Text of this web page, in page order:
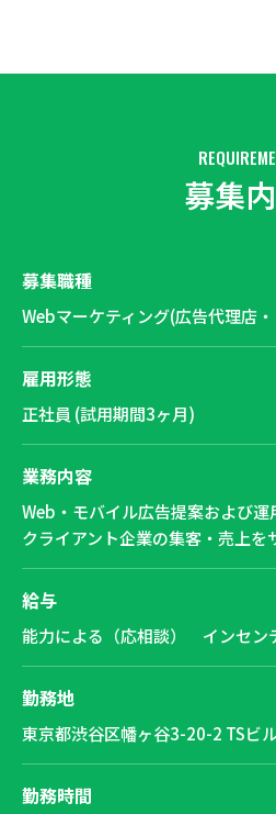
募集
募集職種
Webマーケティング(広告代理店
雇用形態
正社員 (試用期間3ヶ月)
業務内容
Web・モバイル広告提案および運
クライアント企業の集客・売上を
給与
能力による（応相談） インセン
勤務地
東京都渋谷区幡ヶ谷3-20-2 TSビ
勤務時間